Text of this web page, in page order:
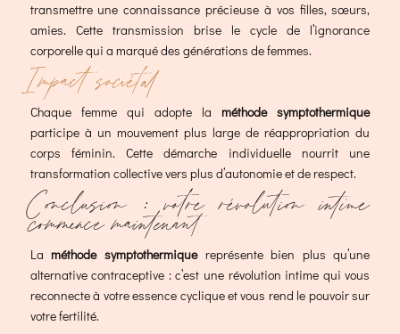
transmettre une connaissance précieuse à vos filles, sœurs,
amies. Cette transmission brise le cycle de l’ignorance
corporelle qui a marqué des générations de femmes.
Impact sociétal
Chaque femme qui adopte laméthode symptothermique
participe à un mouvement plus large de réappropriation du
corps féminin. Cette démarche individuelle nourrit une
transformation collective vers plus d’autonomie et de respect.
Conclusion : votre révolution intime
commence maintenant
Laméthode symptothermiquereprésente bien plus qu’une
alternative contraceptive : c’est une révolution intime qui vous
reconnecte à votre essence cyclique et vous rend le pouvoir sur
votre fertilité.